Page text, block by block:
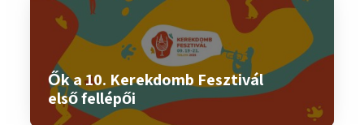
Ők a 10. Kerekdomb Fesztivál
első fellépői